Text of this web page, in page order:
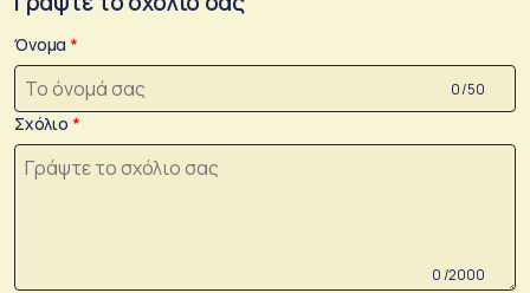
Όνομα
0 /50
Σχόλιο
0 /2000